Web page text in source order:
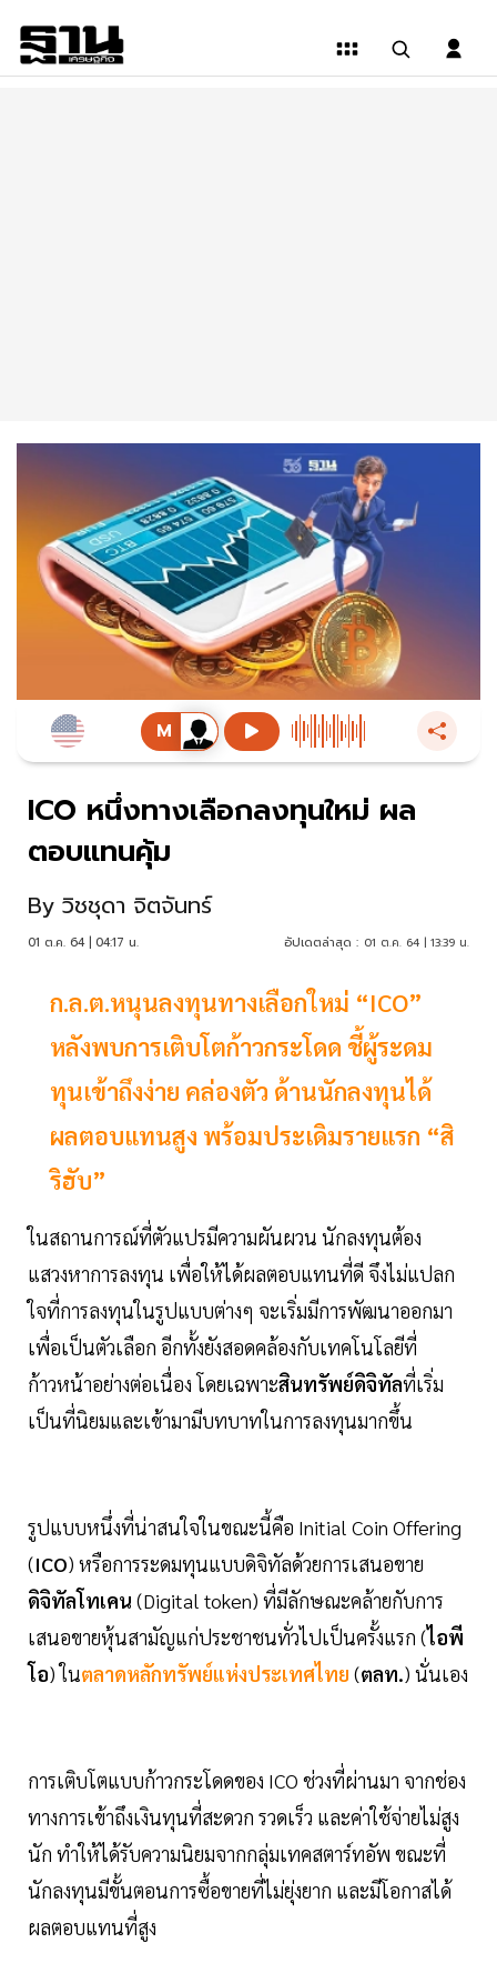
ICO หนึ่งทางเลือกลงทุนใหม่ ผล
ตอบแทนคุ้ม
By วิชชุดา จิตจันทร์
01 ต.ค. 64 | 04:17 น. อัปเดตล่าสุด : 01 ต.ค. 64 | 13:39 น.
ก.ล.ต.หนุนลงทุนทางเลือกใหม่ “ICO”
หลังพบการเติบโตก้าวกระโดด ชี้ผู้ระดม
ทุนเข้าถึงง่าย คล่องตัว ด้านนักลงทุนได้
ผลตอบแทนสูง พร้อมประเดิมรายแรก “สิ
ริฮับ”
ในสถานการณ์ที่ตัวแปรมีความผันผวน นักลงทุนต้อง
แสวงหาการลงทุน เพื่อให้ได้ผลตอบแทนที่ดี จึงไม่แปลก
ใจที่การลงทุนในรูปแบบต่างๆ จะเริ่มมีการพัฒนาออกมา
เพื่อเป็นตัวเลือก อีกทั้งยังสอดคล้องกับเทคโนโลยีที่
ก้าวหน้าอย่างต่อเนื่อง โดยเฉพาะสินทรัพย์ดิจิทัลที่เริ่ม
เป็นที่นิยมและเข้ามามีบทบาทในการลงทุนมากขึ้น
รูปแบบหนึ่งที่น่าสนใจในขณะนี้คือ Initial Coin Offering
(ICO) หรือการระดมทุนแบบดิจิทัลด้วยการเสนอขาย
ดิจิทัลโทเคน (Digital token) ที่มีลักษณะคล้ายกับการ
เสนอขายหุ้นสามัญแก่ประชาชนทั่วไปเป็นครั้งแรก (ไอพี
โอ) ในตลาดหลักทรัพย์แห่งประเทศไทย (ตลท.) นั่นเอง
การเติบโตแบบก้าวกระโดดของ ICO ช่วงที่ผ่านมา จากช่อง
ทางการเข้าถึงเงินทุนที่สะดวก รวดเร็ว และค่าใช้จ่ายไม่สูง
นัก ทำให้ได้รับความนิยมจากกลุ่มเทคสตาร์ทอัพ ขณะที่
นักลงทุนมีขั้นตอนการซื้อขายที่ไม่ยุ่งยาก และมีโอกาสได้
ผลตอบแทนที่สูง